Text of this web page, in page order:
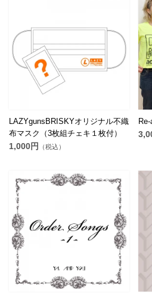
LAZYgunsBRISKYオリジナル不織
布マスク（3枚組チェキ１枚付）
1,000円 （税込）